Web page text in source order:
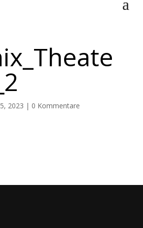
2023 | 0 Kommentare